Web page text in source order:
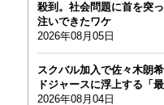
殺到。社会問題に首を突
注いできたワケ
2026年08月05日
スクバル加入で佐々木朗
ドジャースに浮上する「
2026年08月04日